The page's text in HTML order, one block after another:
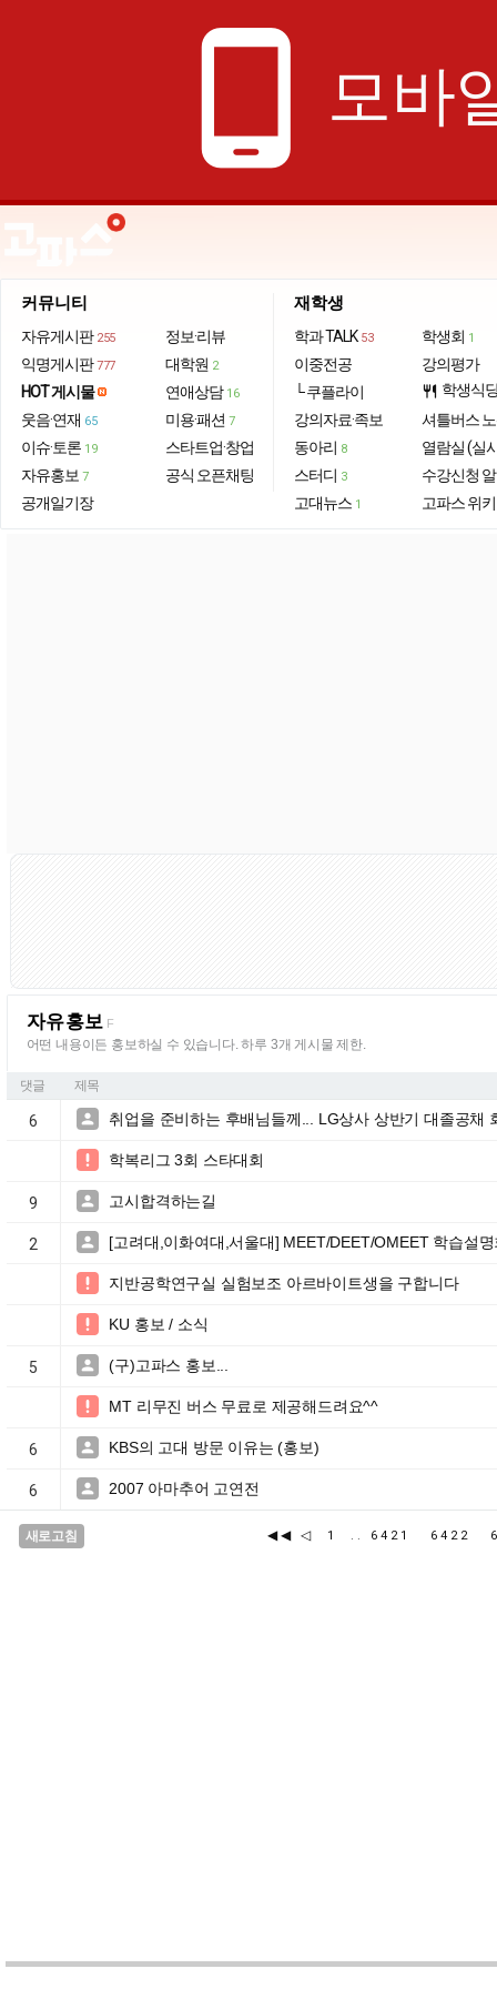
phone_android 모바
커뮤니티
자유게시판 255
익명게시판 777
HOT 게시물
웃음·연재 65
이슈·토론 19
자유홍보 7
공개일기장
정보·리뷰
대학원 2
연애상담 16
미용·패션 7
스타트업·창업
공식 오픈채팅
재학생
학과 TALK 53
이중전공
└ 쿠플라이
강의자료·족보
동아리 8
스터디 3
고대뉴스 1
학생회 1
강의평가
restaurant 학생식
셔틀버스
열람실 (실
수강신청
고파스 위키
자유홍보 F
어떤 내용이든 홍보하실 수 있습니다. 하루 3개 게시물 제한.
댓글 제목
6  취업을 준비하는 후배님들께... LG상사 상반기 대졸공채
 학복리그 3회 스타대회
9  고시합격하는길
2  [고려대,이화여대,서울대] MEET/DEET/OMEET 학습설명
 지반공학연구실 실험보조 아르바이트생을 구합니다
 KU 홍보 / 소식
5  (구)고파스 홍보...
 MT 리무진 버스 무료로 제공해드려요^^
6  KBS의 고대 방문 이유는 (홍보)
6  2007 아마추어 고연전
새로고침 ◀◀ ◁ 1 .. 6421 6422